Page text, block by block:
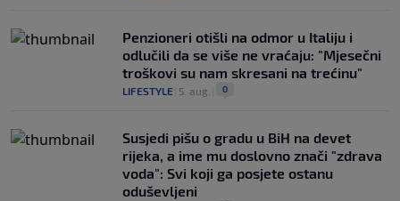
Penzioneri otišli na odmor u Italiju i
odlučili da se više ne vraćaju: "Mjesečni
troškovi su nam skresani na trećinu"
LIFESTYLE 5. aug. 0
Susjedi pišu o gradu u BiH na devet
rijeka, a ime mu doslovno znači "zdrava
voda": Svi koji ga posjete ostanu
oduševljeni